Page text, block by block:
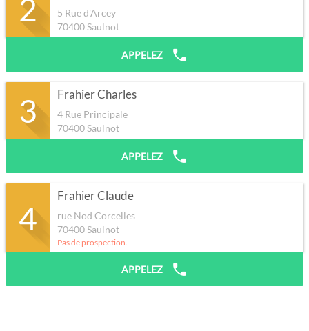
2
5 Rue d'Arcey
70400Saulnot
APPELEZ
3 Frahier Charles
4 Rue Principale
70400Saulnot
APPELEZ
4
Frahier Claude
rue Nod Corcelles
70400Saulnot
Pas de prospection.
APPELEZ